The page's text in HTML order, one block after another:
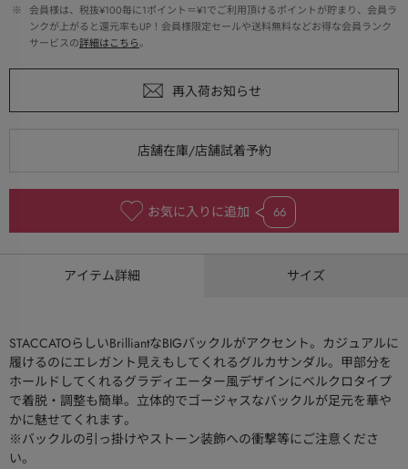
※
会員様は、税抜¥100毎に1ポイント＝¥1でご利用頂けるポイントが貯まり、会員ラ
ンクが上がると還元率もUP！会員様限定セールや送料無料などお得な会員ランク
サービスの詳細はこちら。
お気に入りに追加 66
アイテム詳細 サイズ
STACCATOらしいBrilliantなBIGバックルがアクセント。カジュアルに
履けるのにエレガント見えもしてくれるグルカサンダル。甲部分を
ホールドしてくれるグラディエーター風デザインにベルクロタイプ
で着脱・調整も簡単。立体的でゴージャスなバックルが足元を華や
かに魅せてくれます。
※バックルの引っ掛けやストーン装飾への衝撃等にご注意くださ
い。